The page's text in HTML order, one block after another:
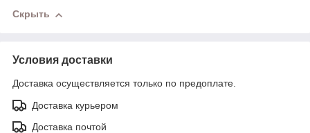
Скрыть
Условия доставки
Доставка осуществляется только по предоплате.
Доставка курьером
Доставка почтой